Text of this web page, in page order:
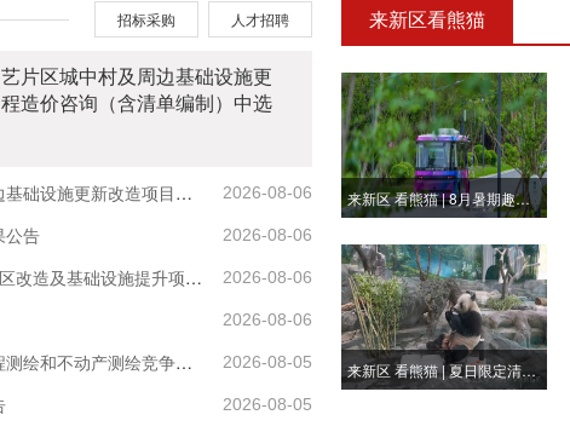
招标采购 人才招聘
片区城中村及周边基础设施更
造价咨询（含清单编制）中选
绵阳科技城新区科创及园艺片区城中村及周边基础设施更新改造项目施工阶段全过程造价咨询（含清单编制）中选结果公告 2026-08-06
公告 2026-08-06
绵阳科技城新区创业园街道兴隆等6个老旧街区改造及基础设施提升项目“一案两书”编制服务公开比选公告 2026-08-06
2026-08-06
绵阳市科技城新区元通公园提质改造项目工程测绘和不动产测绘竞争性谈判公告 2026-08-05
2026-08-05
来新区看熊猫
来新区 看熊猫 | 8月暑期趣玩季，游园套票超便宜！
来新区 看熊猫 | 夏日限定清凉上线！绵阳大熊猫花式解锁“避暑套餐”